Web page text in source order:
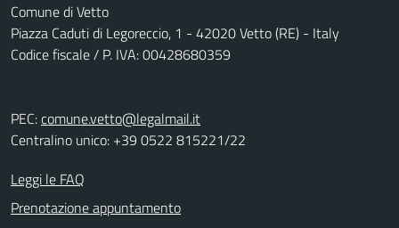
Comune di Vetto
Piazza Caduti di Legoreccio, 1 - 42020 Vetto (RE) - Italy
Codice fiscale / P. IVA: 00428680359
PEC:comune.vetto@legalmail.it
Centralino unico: +39 0522 815221/22
Leggi le FAQ
Prenotazione appuntamento